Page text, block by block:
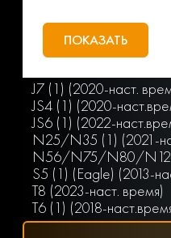
J7 (1) (2020-наст.
JS4 (1) (2020-
JS6 (1) (2022-
N25/N35 (1) (2021-
N56/N75/N80/N120
S5 (1) (Eagle) (2013-
T8 (2023-наст. время)
Т6 (1) (2018-